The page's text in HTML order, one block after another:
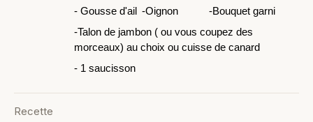
- Gousse d'ail -Oignon
-Bouquet garni
-Talon de jambon ( ou vous coupez des
morceaux) au choix ou cuisse de canard
- 1 saucisson
Recette